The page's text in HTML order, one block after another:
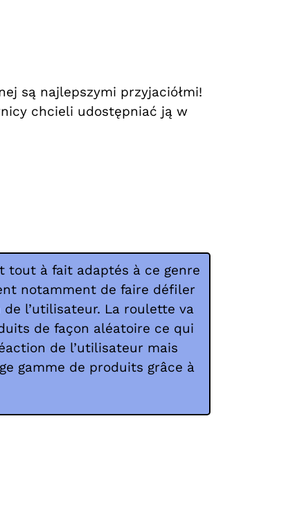
są najlepszymi przyjaciółmi!
chcieli udostępniać ją w
tout à fait adaptés à ce genre
notamment de faire défiler
l’utilisateur. La roulette va
de façon aléatoire ce qui
de l’utilisateur mais
gamme de produits grâce à